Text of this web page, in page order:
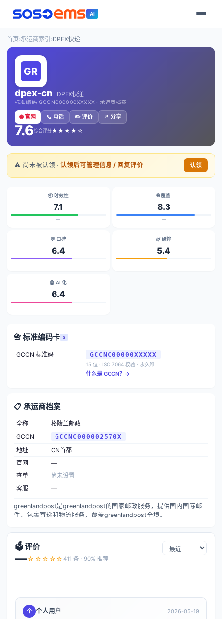
AI
首页›承运商索引 ›DPEX快递
dpex-cn DPEX快递
标准编码 GCCNC00000XXXXX · 承运商档案
🌐 官网 📞 电话 ✏️ 评价 ↗️ 分享
7.6综合评分★★★★☆
⚠️ 尚未被认领 · 认领后可管理信息 / 回复评价 认领
📦 时效性
7.1
—
🌐 覆盖
8.3
—
💬 口碑
6.4
—
🌿 碳排
5.4
—
🤖 AI 化
6.4
—
📇 标准编码卡 S
GCCN 标准码 GCCNC00000XXXXX
15 位 · ISO 7064 校验 · 永久唯一
什么是 GCCN？→
📋 承运商档案
全称
格陵兰邮政
GCCN
GCCNC000002570X
地址
CN首都
官网
—
查单
尚未设置
客服
—
greenlandpost是greenlandpost的国家邮政服务，提供国内国际邮
件、包裹寄递和物流服务，覆盖greenlandpost全境。
🗳️ 评价
—☆☆☆☆☆ 411 条 · 90% 推荐
个 个人用户 2026-05-19